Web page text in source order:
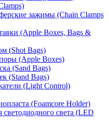
зажимы (Chain Clamps
(Apple Boxes, Bags &
(Shot Bags)
(Apple Boxes)
(Sand Bags)
(Stand Bags)
(Light Control)
(Foamcore Holder)
светодиодного света (LED